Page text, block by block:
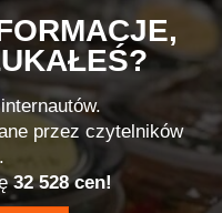
przez czytelników
32 528 cen!